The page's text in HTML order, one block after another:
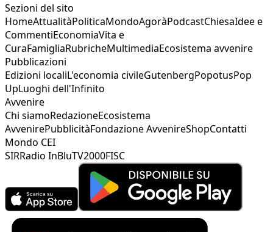
Sezioni del sito
HomeAttualitàPoliticaMondoAgoràPodcastChiesaIdee e
CommentiEconomiaVita e
CuraFamigliaRubricheMultimediaEcosistema avvenire
Pubblicazioni
Edizioni localiL'economia civileGutenbergPopotusPop
UpLuoghi dell'Infinito
Avvenire
Chi siamoRedazioneEcosistema
AvvenirePubblicitàFondazione AvvenireShopContatti
Mondo CEI
SIRRadio InBluTV2000FISC